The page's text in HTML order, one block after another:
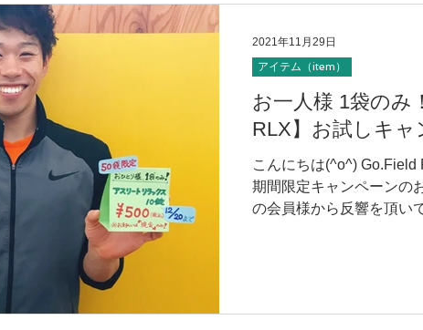
お一人様 1袋のみ
RLX】お試しキ
こんにちは(^o^) Go.Field
期間限定キャンペーンの
の会員様から反響を頂い
アイテム（item）
2021年11月29日